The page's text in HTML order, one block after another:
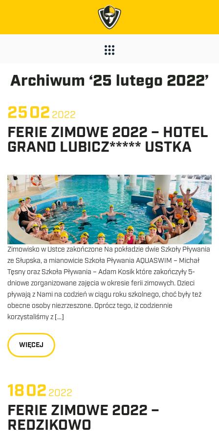
Archiwum ‘25 lutego 2022’
2502 2022
FERIE ZIMOWE 2022 – HOTEL
GRAND LUBICZ***** USTKA
Zimowisko w Ustce zakończone Na pokładzie dwie Szkoły Pływania
ze Słupska, a mianowicie Szkoła Pływania AQUASWIM – Michał
Tęsny oraz Szkoła Pływania – Adam Kosik które zakończyły 5-
dniowe zorganizowane zajęcia w okresie ferii zimowych. Dzieci
pływają z Nami na codzień w ciągu roku szkolnego, choć były też
obecne osoby niezrzeszone. Oprócz tego, iż codziennie
korzystaliśmy z […]
WIĘCEJ
1802 2022
FERIE ZIMOWE 2022 –
REDZIKOWO